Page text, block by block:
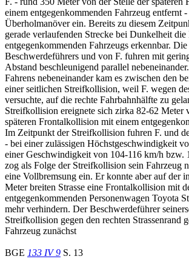
einem entgegenkommenden Fahrzeug entfernt -
Überholmanöver ein. Bereits zu diesem
gerade verlaufenden Strecke bei Dunkelheit
entgegenkommenden Fahrzeugs erkennbar.
Beschwerdeführers und von F. fuhren mit
Abstand beschleunigend parallel
Fahrens nebeneinander kam es zwischen den
einer seitlichen Streifkollision, weil F. wegen
versuchte, auf die rechte Fahrbahnhälfte zu
Streifkollision ereignete sich zirka 82-62 Meter
späteren Frontalkollision mit einem
Im Zeitpunkt der Streifkollision fuhren F. und
- bei einer zulässigen Höchstgeschwindigkeit
einer Geschwindigkeit von 104-116 km/h bzw.
zog als Folge der Streifkollision sein Fahrzeug
eine Vollbremsung ein. Er konnte aber auf der
Meter breiten Strasse eine Frontalkollision mit
entgegenkommenden Personenwagen Toyota
mehr verhindern. Der Beschwerdeführer
Streifkollision gegen den rechten Strassenrand
Fahrzeug zunächst
BGE 133 IV 9 S. 13